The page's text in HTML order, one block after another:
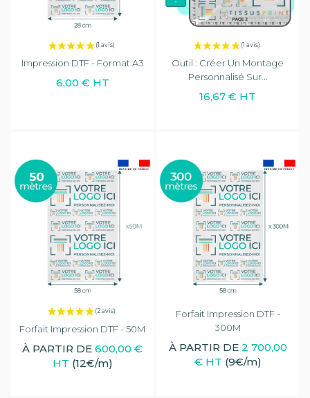
Impression DTF - Format A3
6,00 € HT
Outil : Créer Un Montage
Personnalisé Sur...
16,67 € HT
Forfait Impression DTF - 50M
À PARTIR DE 600,00 €
HT (12€/m)
Forfait Impression DTF -
300M
À PARTIR DE 2 700,00
€ HT (9€/m)